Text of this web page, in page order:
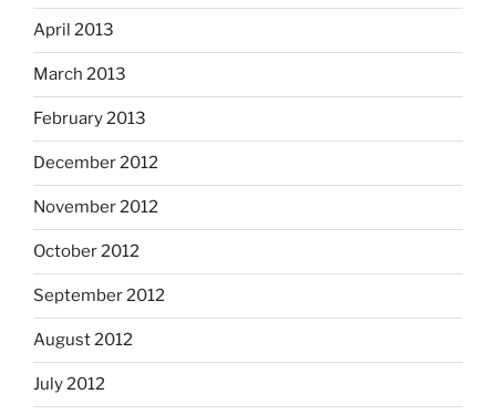
April 2013
March 2013
February 2013
December 2012
November 2012
October 2012
September 2012
August 2012
July 2012